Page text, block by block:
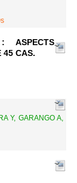
45 CAS.
Y, GARANGO A,